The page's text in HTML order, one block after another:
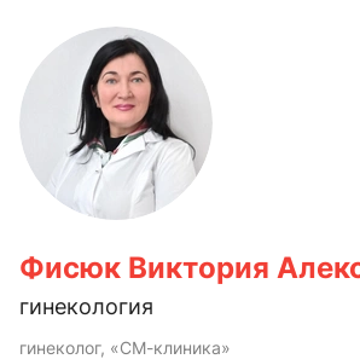
Фисюк Виктория
гинекология
гинеколог, «СМ-клиника»